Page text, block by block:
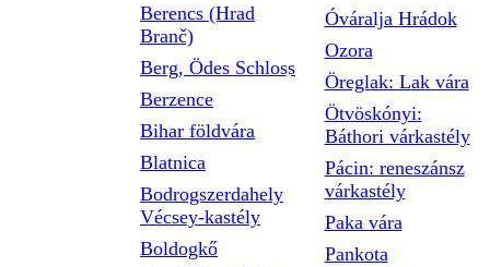
Berencs (Hrad
Branč)
Berg, Ödes Schloss
Berzence
Bihar földvára
Blatnica
Bodrogszerdahely
Vécsey-kastély
Boldogkő
Óváralja Hrádok
Ozora
Öreglak: Lak vára
Ötvöskónyi:
Báthori várkastély
Pácin: reneszánsz
várkastély
Paka vára
Pankota